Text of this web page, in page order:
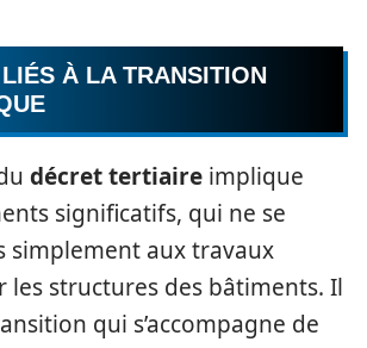
À LA TRANSITION
décret tertiaire implique
significatifs, qui ne se
simplement aux travaux
les structures des bâtiments. Il
qui s’accompagne de